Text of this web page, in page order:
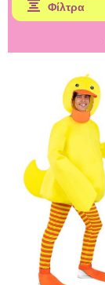
Φίλτρα